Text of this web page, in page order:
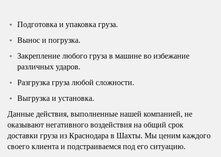
Подготовка и упаковка груза.
Вынос и погрузка.
Закрепление любого груза в машине во избежание
различных ударов.
Разгрузка груза любой сложности.
Выгрузка и установка.
Данные действия, выполненные нашей компанией, не
оказывают негативного воздействия на общий срок
доставки груза из Краснодара в Шахты. Мы ценим каждого
своего клиента и подстраиваемся под его ситуацию.